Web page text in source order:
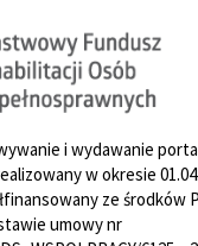
i wydawanie
w okresie
ze środków
umowy nr